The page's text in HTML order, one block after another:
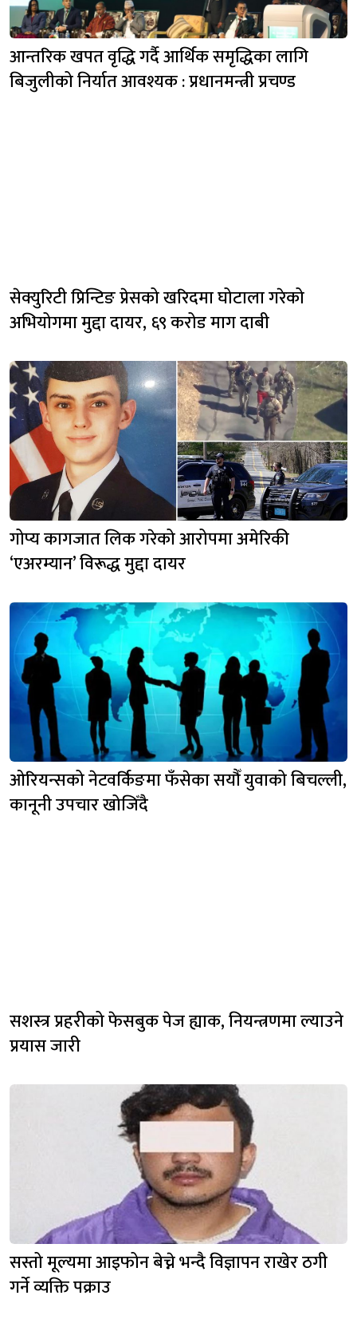
आन्तरिक खपत वृद्धि गर्दै आर्थिक समृद्धिका लागि
बिजुलीको निर्यात आवश्यक : प्रधानमन्त्री प्रचण्ड
सेक्युरिटी प्रिन्टिङ प्रेसको खरिदमा घोटाला गरेको
अभियोगमा मुद्दा दायर, ६९ करोड माग दाबी
गोप्य कागजात लिक गरेको आरोपमा अमेरिकी
‘एअरम्यान’ विरूद्ध मुद्दा दायर
ओरियन्सको नेटवर्किङमा फँसेका सयौँ युवाको बिचल्ली,
कानूनी उपचार खोजिँदै
सशस्त्र प्रहरीको फेसबुक पेज ह्याक, नियन्त्रणमा ल्याउने
प्रयास जारी
सस्तो मूल्यमा आइफोन बेच्ने भन्दै विज्ञापन राखेर ठगी
गर्ने व्यक्ति पक्राउ